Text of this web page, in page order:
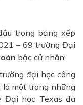
trong bảng xếp
– 69 trường Đại
bậc cử nhân:
đại học công
một trong những
Đại học Texas đã